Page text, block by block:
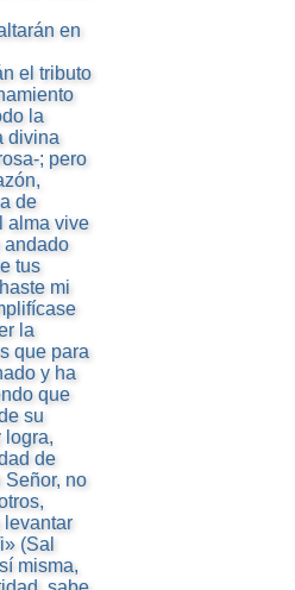
en
el tributo
la
divina
; pero
de
alma vive
andado
tus
mi
la
que para
y ha
que
su
logra,
de
Señor, no
levantar
(Sal
misma,